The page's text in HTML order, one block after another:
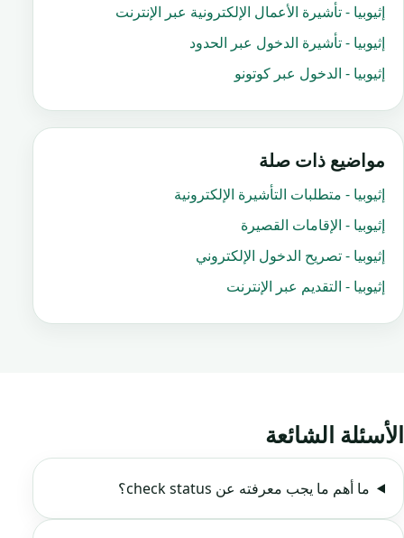
إثيوبيا - تأشيرة الأعمال الإلكترونية عبر الإنترنت
إثيوبيا - تأشيرة الدخول عبر الحدود
إثيوبيا - الدخول عبر كوتونو
مواضيع ذات صلة
إثيوبيا - متطلبات التأشيرة الإلكترونية
إثيوبيا - الإقامات القصيرة
إثيوبيا - تصريح الدخول الإلكتروني
إثيوبيا - التقديم عبر الإنترنت
الأسئلة الشائعة
ما أهم ما يجب معرفته عن check status؟